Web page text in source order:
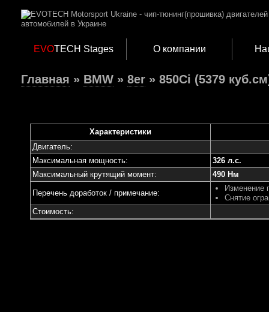
EVOTECH Stages О компании
Главная » BMW » 8er » 850Ci (5379
Характеристики
Двигатель:
Максимальная мощность:
326 л.с.
Максимальный крутящий момент:
490 Нм
Перечень доработок / примечание:
Изменение
Снятие
Стоимость: